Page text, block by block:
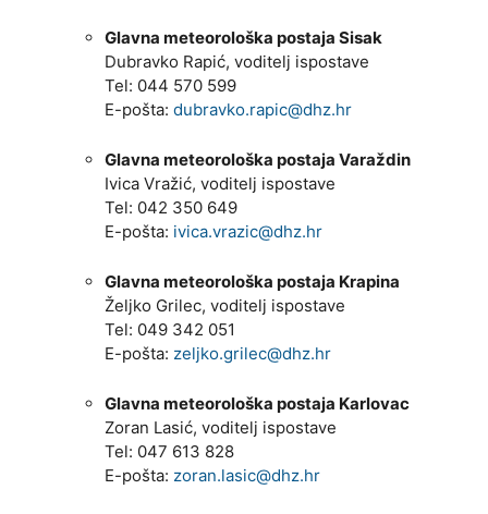
Glavna meteorološka postaja Sisak
Dubravko Rapić, voditelj ispostave
Tel: 044 570 599
E-pošta: dubravko.rapic@dhz.hr
Glavna meteorološka postaja Varaždin
Ivica Vražić, voditelj ispostave
Tel: 042 350 649
E-pošta: ivica.vrazic@dhz.hr
Glavna meteorološka postaja Krapina
Željko Grilec, voditelj ispostave
Tel: 049 342 051
E-pošta: zeljko.grilec@dhz.hr
Glavna meteorološka postaja Karlovac
Zoran Lasić, voditelj ispostave
Tel: 047 613 828
E-pošta: zoran.lasic@dhz.hr